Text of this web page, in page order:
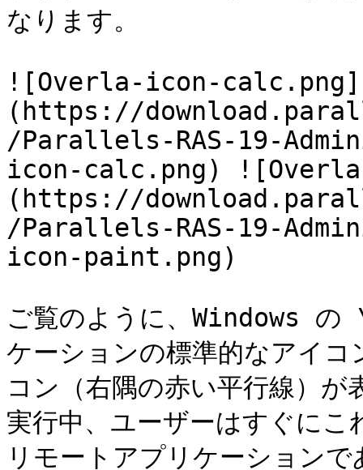
なります。
![Overla-icon-calc.png]
(https://
/Parallels-RAS-19-
icon-calc.png)
(https://
/Parallels-RAS-19-
icon-paint.png)
ご覧のように、Windows
ケーションの標準的なアイ
コン（右隅の赤い平行線）
実行中、ユーザーはすぐに
リモートアプリケーション